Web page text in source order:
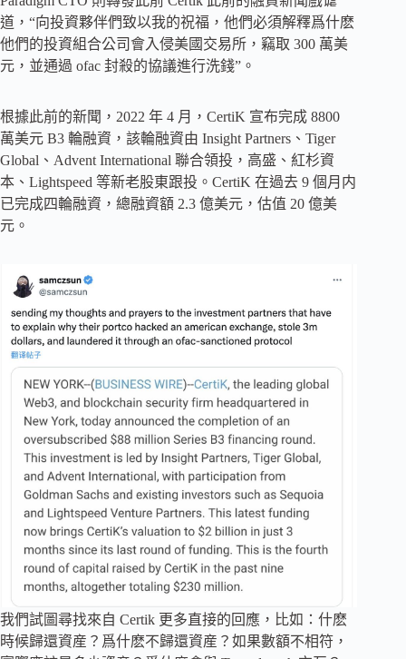
道，“向投資夥伴們致以我的祝福，他們必須解釋爲什麽
他們的投資組合公司會入侵美國交易所，竊取 300 萬美
元，並通過 ofac 封殺的協議進行洗錢”。
根據此前的新聞，2022 年 4 月，CertiK 宣布完成 8800
萬美元 B3 輪融資，該輪融資由 Insight Partners、Tiger
Global、Advent International 聯合領投，高盛、紅杉資
本、Lightspeed 等新老股東跟投。CertiK 在過去 9 個月内
已完成四輪融資，總融資額 2.3 億美元，估值 20 億美
元。
我們試圖尋找來自 Certik 更多直接的回應，比如：什麽
時候歸還資産？爲什麽不歸還資産？如果數額不相符，